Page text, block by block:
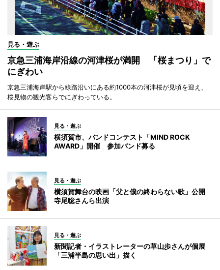
見る・遊ぶ
京急三浦海岸沿線の河津桜が満開 「桜まつり」で
にぎわい
京急三浦海岸駅から線路沿いにある約1000本の河津桜が見頃を迎え、
桜見物の観光客らでにぎわっている。
見る・遊ぶ
横須賀市、バンドコンテスト「MIND ROCK
AWARD」開催 参加バンド募る
見る・遊ぶ
横須賀舞台の映画「父と僕の終わらない歌」公開
寺尾聡さんら出演
見る・遊ぶ
新聞記者・イラストレーターの草山歩さんが個展
「三浦半島の思い出」描く